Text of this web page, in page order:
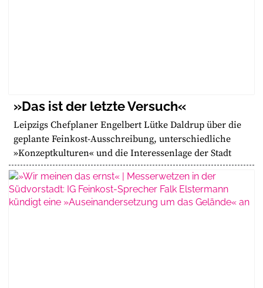
»Das ist der letzte Versuch«
Leipzigs Chefplaner Engelbert Lütke Daldrup über die
geplante Feinkost-Ausschreibung, unterschiedliche
»Konzeptkulturen« und die Interessenlage der Stadt